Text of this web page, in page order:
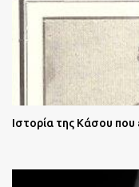
Ιστορία της Κάσου που